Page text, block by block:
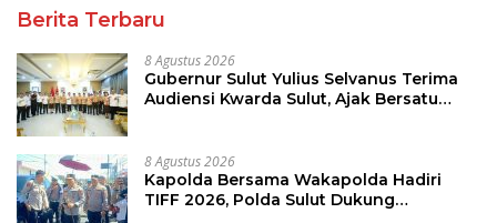
Berita Terbaru
8 Agustus 2026
Gubernur Sulut Yulius Selvanus Terima
Audiensi Kwarda Sulut, Ajak Bersatu
8 Agustus 2026
Kapolda Bersama Wakapolda Hadiri
TIFF 2026, Polda Sulut Dukung